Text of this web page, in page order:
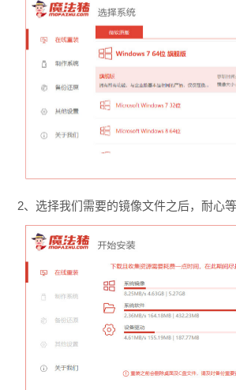
2、选择我们需要的镜像文件之后，耐心等